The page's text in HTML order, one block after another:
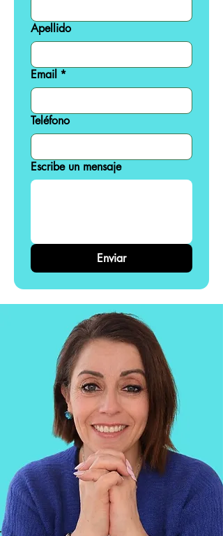
Apellido
Email *
Teléfono
Escribe un mensaje
Enviar